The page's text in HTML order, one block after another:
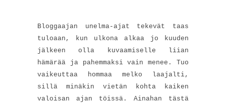
Bloggaajan unelma-ajat tekevät taas
tuloaan, kun ulkona alkaa jo kuuden
jälkeen olla kuvaamiselle liian
hämärää ja pahemmaksi vain menee. Tuo
vaikeuttaa hommaa melko laajalti,
sillä minäkin vietän kohta kaiken
valoisan ajan töissä. Ainahan tästä